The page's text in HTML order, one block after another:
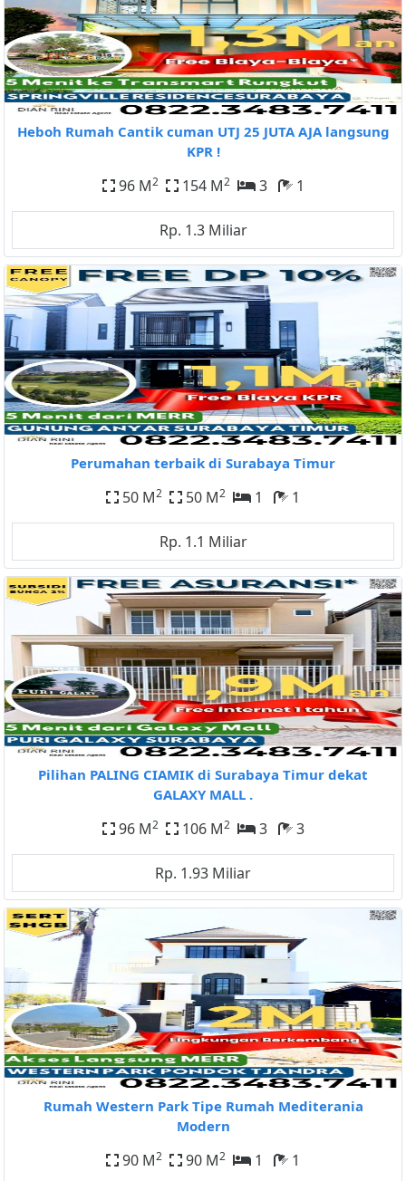
Heboh Rumah Cantik cuman UTJ 25 JUTA AJA langsung
KPR !
96 M2 154 M2 3 1
Rp. 1.3 Miliar
Perumahan terbaik di Surabaya Timur
50 M2 50 M2 1 1
Rp. 1.1 Miliar
Pilihan PALING CIAMIK di Surabaya Timur dekat
GALAXY MALL .
96 M2 106 M2 3 3
Rp. 1.93 Miliar
Rumah Western Park Tipe Rumah Mediterania
Modern
90 M2 90 M2 1 1